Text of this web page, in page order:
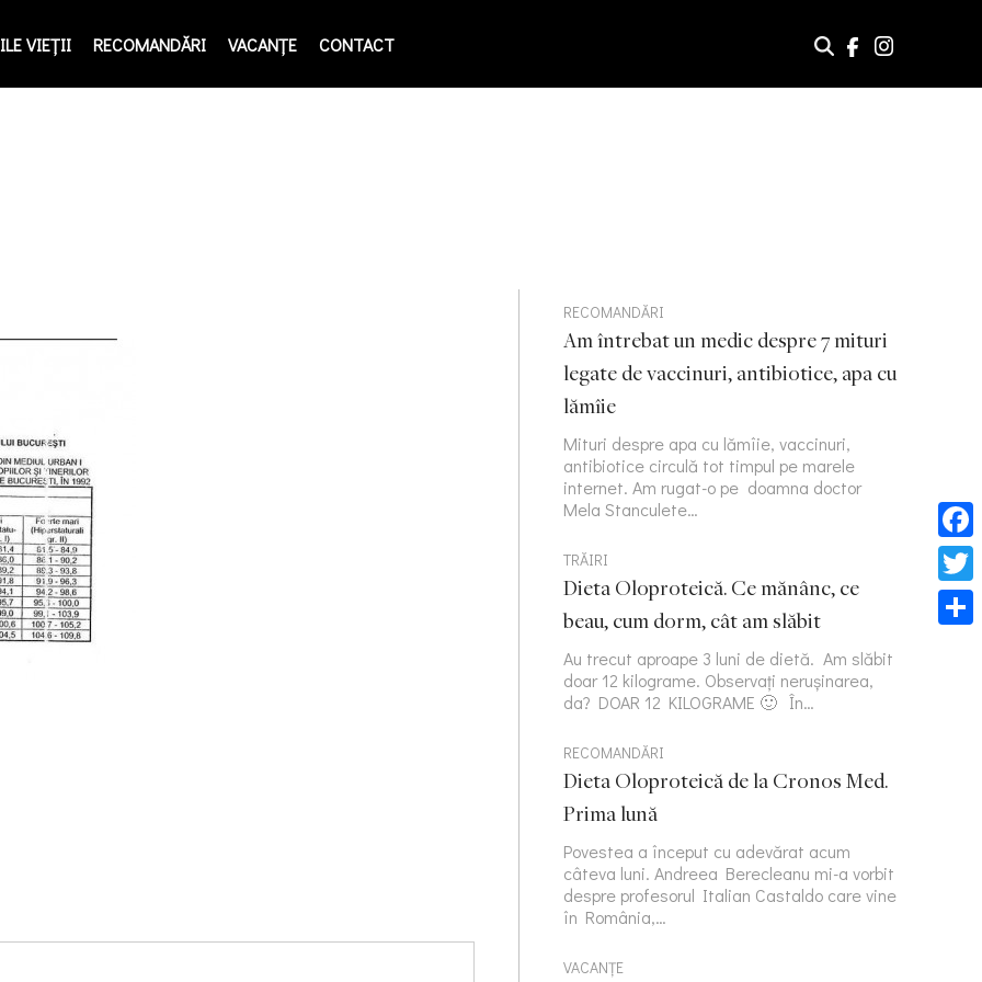
VIEŢII RECOMANDĂRI VACANȚE CONTACT
RECOMANDĂRI
Am întrebat un medic despre 7 mituri
legate de vaccinuri, antibiotice, apa cu
lămîie
Mituri despre apa cu lămîie, vaccinuri,
antibiotice circulă tot timpul pe marele
internet. Am rugat-o pe doamna doctor
Mela Stanculete…
TRĂIRI
Dieta Oloproteică. Ce mănânc, ce
beau, cum dorm, cât am slăbit
Au trecut aproape 3 luni de dietă. Am slăbit
doar 12 kilograme. Observați nerușinarea,
da? DOAR 12 KILOGRAME 🙂 În…
RECOMANDĂRI
Dieta Oloproteică de la Cronos Med.
Prima lună
Povestea a început cu adevărat acum
câteva luni. Andreea Berecleanu mi-a vorbit
despre profesorul Italian Castaldo care vine
în România,…
VACANȚE